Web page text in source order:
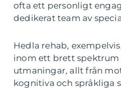
ofta ett personligt
dedikerat team av
Hedla rehab,
inom ett brett spektrum
utmaningar, allt från
kognitiva och språkliga